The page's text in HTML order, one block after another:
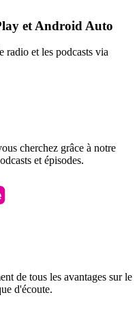
et Android Auto
radio et les podcasts via
cherchez grâce à notre
et épisodes.
de tous les avantages sur le
d'écoute.